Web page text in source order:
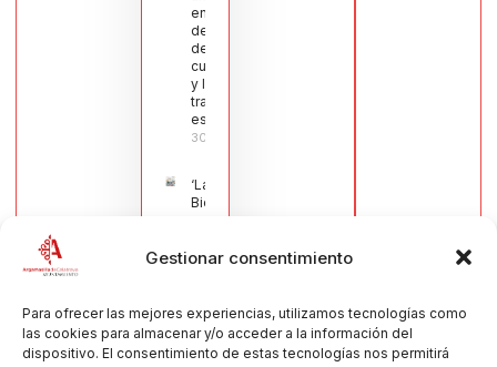
Gestionar consentimiento
Para ofrecer las mejores experiencias, utilizamos tecnologías como
las cookies para almacenar y/o acceder a la información del
dispositivo. El consentimiento de estas tecnologías nos permitirá
en defensa
del sector
de la
cuchillería
y la navaja
tradicional
española
30/07/2026
‘La
Bienvenida’,
estampa de
de la Virgen
Muñoz
Muñoz,
anuncia las
Fiestas